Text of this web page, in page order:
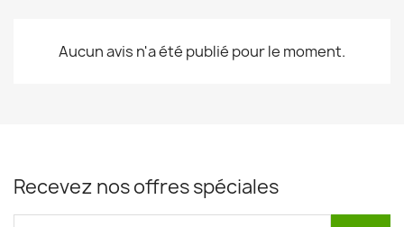
Aucun avis n'a été publié pour le moment.
Recevez nos offres spéciales